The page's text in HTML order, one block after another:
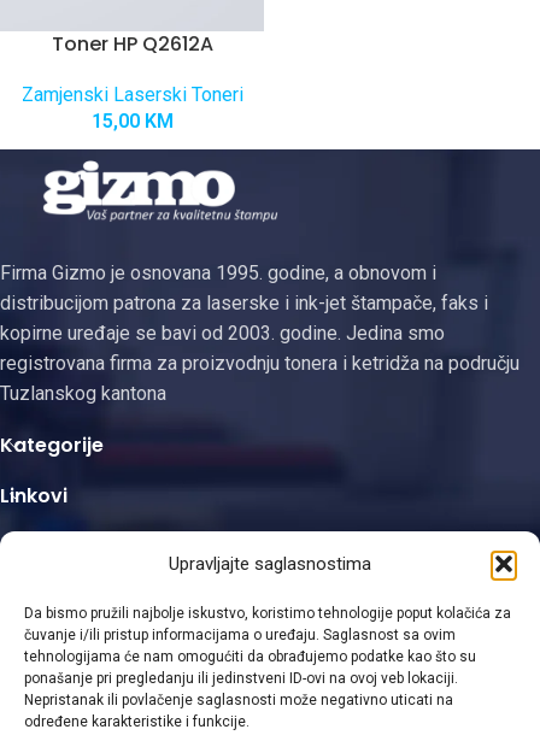
Upravljajte saglasnostima
Da bismo pružili najbolje iskustvo, koristimo tehnologije poput kolačića za
čuvanje i/ili pristup informacijama o uređaju. Saglasnost sa ovim
tehnologijama će nam omogućiti da obrađujemo podatke kao što su
ponašanje pri pregledanju ili jedinstveni ID-ovi na ovoj veb lokaciji.
Nepristanak ili povlačenje saglasnosti može negativno uticati na
određene karakteristike i funkcije.
Toner HP Q2612A
Zamjenski Laserski Toneri
15,00 KM
Firma Gizmo je osnovana 1995. godine, a obnovom i
distribucijom patrona za laserske i ink-jet štampače, faks i
kopirne uređaje se bavi od 2003. godine. Jedina smo
registrovana firma za proizvodnju tonera i ketridža na području
Tuzlanskog kantona
Kategorije
Linkovi
Kontakt informacije
Viber